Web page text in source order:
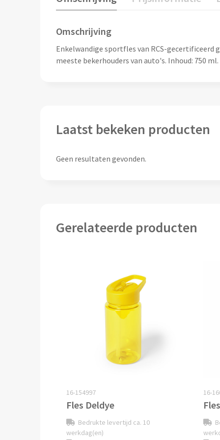
Omschrijving
Enkelwandige sportfles van RCS-gecertificeerd
meeste bekerhouders van auto's. Inhoud: 750 ml.
Laatst bekeken producten
Geen resultaten gevonden.
Gerelateerde producten
16-154997
Fles Deldye
Bedrukte levertijd ca. 10
werkdag(en)
16-